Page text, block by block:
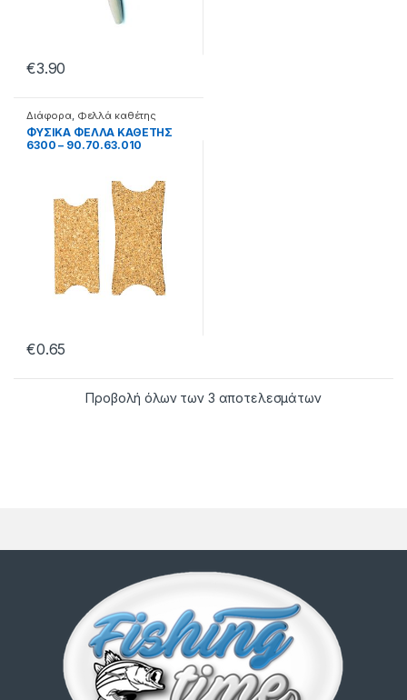
€3.90
Διάφορα, Φελλά καθέτης
ΦΥΣΙΚΑ ΦΕΛΛΑ ΚΑΘΕΤΗΣ
6300 – 90.70.63.010
€0.65
Προβολή όλων των 3 αποτελεσμάτων